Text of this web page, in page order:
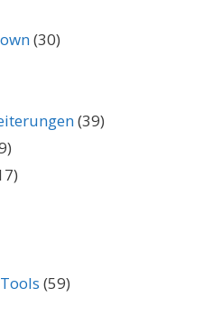
(30)
(39)
(59)